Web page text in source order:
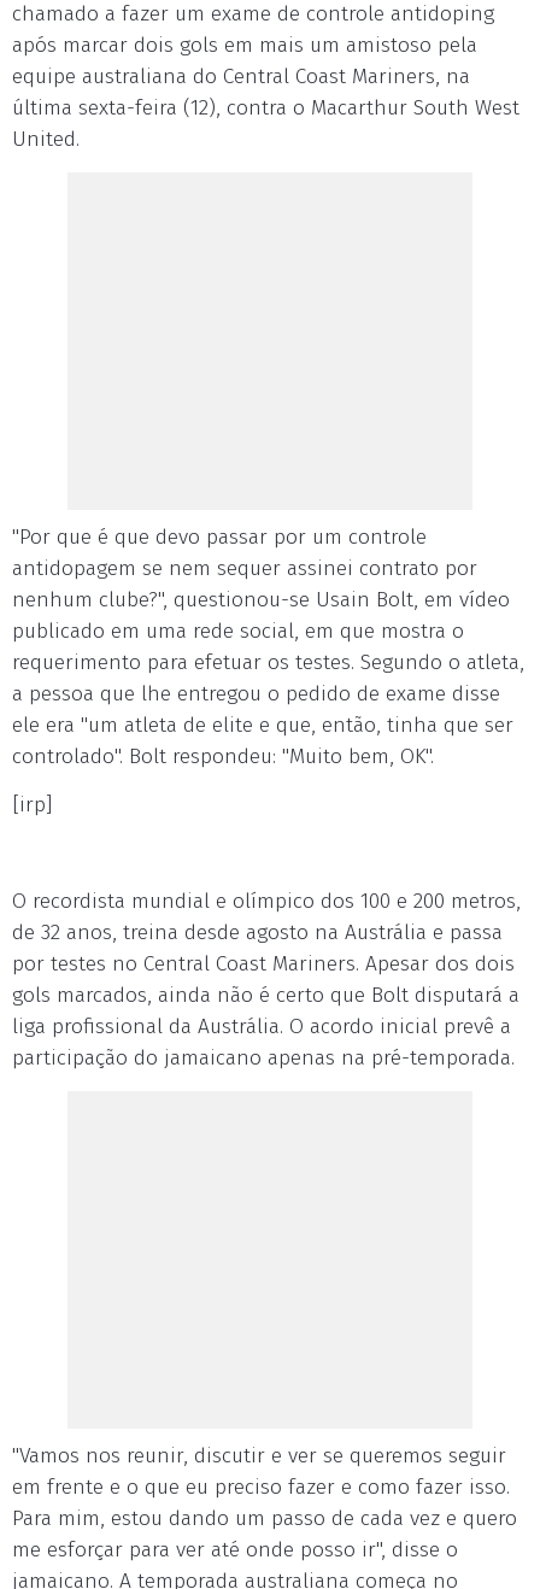
chamado a fazer um exame de controle antidoping
após marcar dois gols em mais um amistoso pela
equipe australiana do Central Coast Mariners, na
última sexta-feira (12), contra o Macarthur South West
United.
"Por que é que devo passar por um controle
antidopagem se nem sequer assinei contrato por
nenhum clube?", questionou-se Usain Bolt, em vídeo
publicado em uma rede social, em que mostra o
requerimento para efetuar os testes. Segundo o atleta,
a pessoa que lhe entregou o pedido de exame disse
ele era "um atleta de elite e que, então, tinha que ser
controlado". Bolt respondeu: "Muito bem, OK".
[irp]
O recordista mundial e olímpico dos 100 e 200 metros,
de 32 anos, treina desde agosto na Austrália e passa
por testes no Central Coast Mariners. Apesar dos dois
gols marcados, ainda não é certo que Bolt disputará a
liga profissional da Austrália. O acordo inicial prevê a
participação do jamaicano apenas na pré-temporada.
"Vamos nos reunir, discutir e ver se queremos seguir
em frente e o que eu preciso fazer e como fazer isso.
Para mim, estou dando um passo de cada vez e quero
me esforçar para ver até onde posso ir", disse o
jamaicano. A temporada australiana começa no